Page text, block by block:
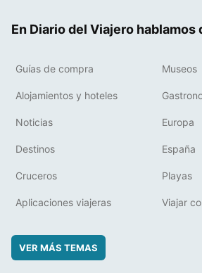
En Diario del Viajero hablamos
Guías de compra Museos
Alojamientos y hoteles
Noticias Europa
Destinos España
Cruceros Playas
Aplicaciones viajeras Viajar
VER MÁS TEMAS